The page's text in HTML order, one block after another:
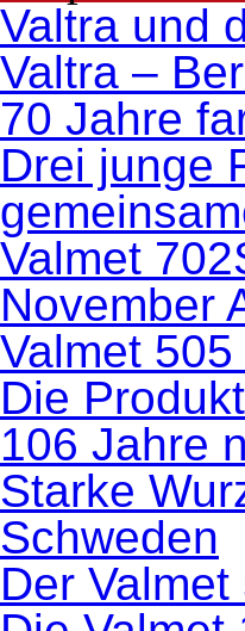
Valtra und
Valtra –
70 Jahre
Drei junge
Valmet
November
Valmet
Die
106 Jahre
Starke
Schweden
Der